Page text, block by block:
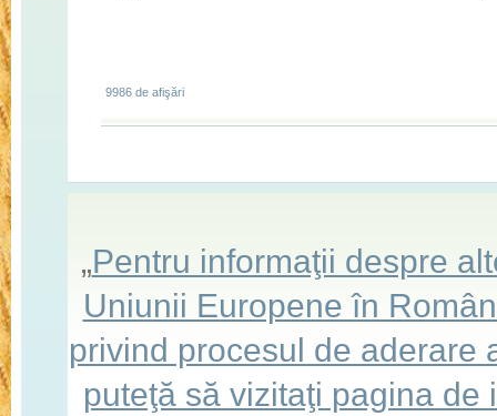
9986 de afişări
„Pentru informaţii despre
Uniunii Europene în
privind procesul de aderare
puteţă să vizitaţi pagina